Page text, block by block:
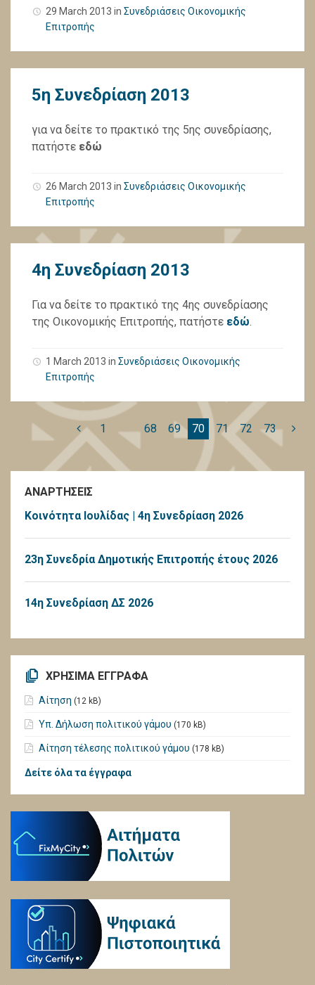
29 March 2013 in Συνεδριάσεις Οικονομικής
Επιτροπής
5η Συνεδρίαση 2013
για να δείτε το πρακτικό της 5ης συνεδρίασης,
πατήστε εδώ
26 March 2013 in Συνεδριάσεις Οικονομικής
Επιτροπής
4η Συνεδρίαση 2013
Για να δείτε το πρακτικό της 4ης συνεδρίασης
της Οικονομικής Επιτροπής, πατήστε εδώ.
1 March 2013 in Συνεδριάσεις Οικονομικής
Επιτροπής
1 … 68 69 70 71 72 73
ΑΝΑΡΤΗΣΕΙΣ
Κοινότητα Ιουλίδας | 4η Συνεδρίαση 2026
23η Συνεδρία Δημοτικής Επιτροπής έτους 2026
14η Συνεδρίαση ΔΣ 2026
ΧΡΗΣΙΜΑ ΕΓΓΡΑΦΑ
Αίτηση (12 kB)
Υπ. Δήλωση πολιτικού γάμου (170 kB)
Αίτηση τέλεσης πολιτικού γάμου (178 kB)
Δείτε όλα τα έγγραφα